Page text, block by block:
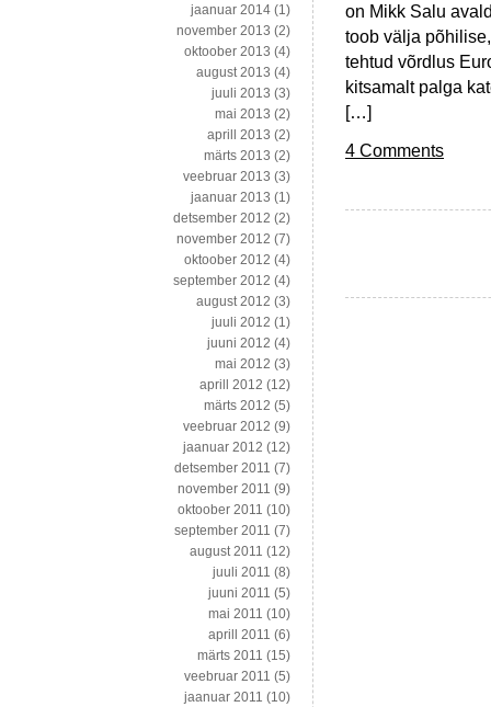
on Mikk Salu
toob välja
tehtud võrdlus
kitsamalt palga
[…]
4 Comments
jaanuar 2014 (1)
november 2013 (2)
oktoober 2013 (4)
august 2013 (4)
juuli 2013 (3)
mai 2013 (2)
aprill 2013 (2)
märts 2013 (2)
veebruar 2013 (3)
jaanuar 2013 (1)
detsember 2012 (2)
november 2012 (7)
oktoober 2012 (4)
september 2012 (4)
august 2012 (3)
juuli 2012 (1)
juuni 2012 (4)
mai 2012 (3)
aprill 2012 (12)
märts 2012 (5)
veebruar 2012 (9)
jaanuar 2012 (12)
detsember 2011 (7)
november 2011 (9)
oktoober 2011 (10)
september 2011 (7)
august 2011 (12)
juuli 2011 (8)
juuni 2011 (5)
mai 2011 (10)
aprill 2011 (6)
märts 2011 (15)
veebruar 2011 (5)
jaanuar 2011 (10)